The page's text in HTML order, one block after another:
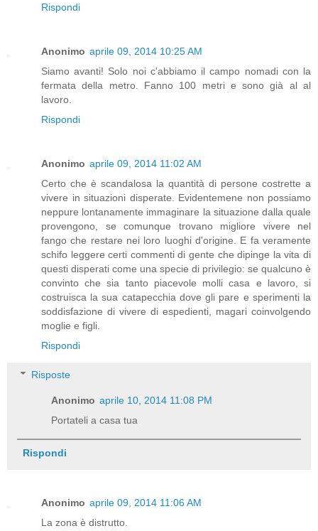
Rispondi
Anonimo aprile 09, 2014 10:25 AM
Siamo avanti! Solo noi c'abbiamo il campo nomadi con la
fermata della metro. Fanno 100 metri e sono già al al
lavoro.
Rispondi
Anonimo aprile 09, 2014 11:02 AM
Certo che è scandalosa la quantità di persone costrette a
vivere in situazioni disperate. Evidentemene non possiamo
neppure lontanamente immaginare la situazione dalla quale
provengono, se comunque trovano migliore vivere nel
fango che restare nei loro luoghi d'origine. E fa veramente
schifo leggere certi commenti di gente che dipinge la vita di
questi disperati come una specie di privilegio: se qualcuno è
convinto che sia tanto piacevole molli casa e lavoro, si
costruisca la sua catapecchia dove gli pare e sperimenti la
soddisfazione di vivere di espedienti, magari coinvolgendo
moglie e figli.
Rispondi
Risposte
Anonimo aprile 10, 2014 11:08 PM
Portateli a casa tua
Rispondi
Anonimo aprile 09, 2014 11:06 AM
La zona è distrutto.